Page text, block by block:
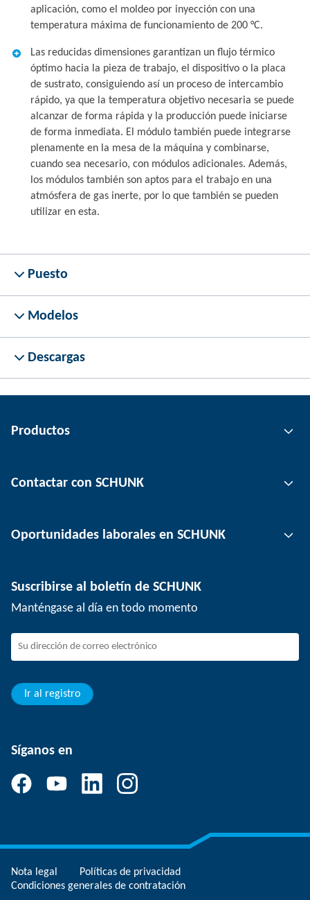
aplicación, como el moldeo por inyección con una
temperatura máxima de funcionamiento de 200 °C.
Las reducidas dimensiones garantizan un flujo térmico
óptimo hacia la pieza de trabajo, el dispositivo o la placa
de sustrato, consiguiendo así un proceso de intercambio
rápido, ya que la temperatura objetivo necesaria se puede
alcanzar de forma rápida y la producción puede iniciarse
de forma inmediata. El módulo también puede integrarse
plenamente en la mesa de la máquina y combinarse,
cuando sea necesario, con módulos adicionales. Además,
los módulos también son aptos para el trabajo en una
atmósfera de gas inerte, por lo que también se pueden
utilizar en esta.
Puesto
Modelos
Descargas
Productos
Tecnología de automatización
Tecnología de sujeción de piezas
Contactar con SCHUNK
Ubicaciones
Eventos
SCHUNK - Sistema de canal de denuncias
Oportunidades laborales en SCHUNK
Trabajar en SCHUNK
Jóvenes profesionales
Aprendiz
Suscribirse al boletín de SCHUNK
Manténgase al día en todo momento
Ir al registro
Síganos en
Nota legal
Políticas de privacidad
Condiciones generales de contratación